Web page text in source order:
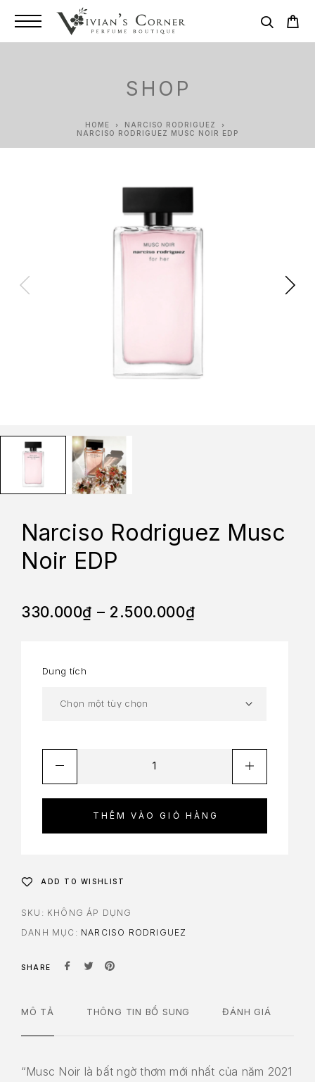
SHOP
HOME
NARCISO RODRIGUEZ
NARCISO RODRIGUEZ MUSC NOIR EDP
Narciso Rodriguez Musc
Noir EDP
330.000₫ – 2.500.000₫
Dung tích
THÊM VÀO GIỎ HÀNG
ADD TO WISHLIST
SKU: KHÔNG ÁP DỤNG
DANH MỤC: NARCISO RODRIGUEZ
SHARE
MÔ TẢ THÔNG TIN BỔ SUNG ĐÁNH GIÁ
“Musc Noir là bất ngờ thơm mới nhất của năm 2021